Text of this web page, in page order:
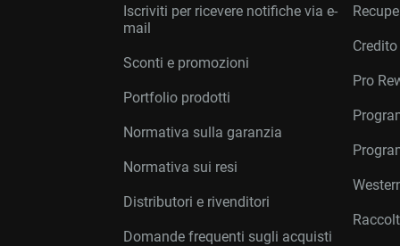
Iscriviti per ricevere notifiche via e-
mail
Sconti e promozioni
Portfolio prodotti
Normativa sulla garanzia
Normativa sui resi
Distributori e rivenditori
Domande frequenti sugli acquisti
Pro